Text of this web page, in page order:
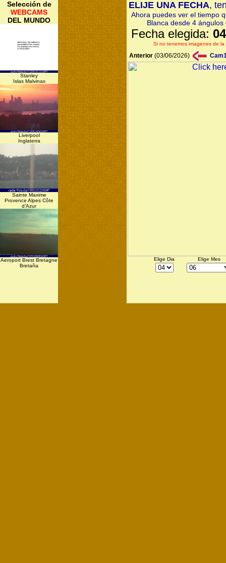
Selección de
WEBCAMS
DEL MUNDO
Stanley
Islas Malvinas
Liverpool
Inglaterra
Sainte Maxime
Provence Alpes Côte
d'Azur
Aeroport Brest Bretagne
Bretaña
ELIJE UNA FECHA,
Ahora puedes ver el tiempo
Blanca desde 4
Fecha elegida:
Si no tenemos imagenes de
Anterior (03/06/2026)
Elige Dia Elige Mes